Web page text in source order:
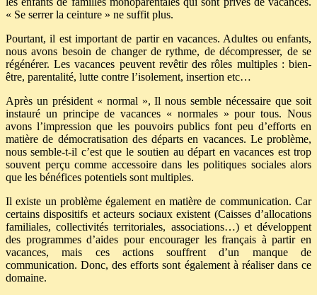
« Se serrer la ceinture » ne suffit plus.
Pourtant, il est important de partir en vacances. Adultes ou enfants,
nous avons besoin de changer de rythme, de décompresser, de se
régénérer. Les vacances peuvent revêtir des rôles multiples : bien-
être, parentalité, lutte contre l’isolement, insertion etc…
Après un président « normal », Il nous semble nécessaire que soit
instauré un principe de vacances « normales » pour tous. Nous
avons l’impression que les pouvoirs publics font peu d’efforts en
matière de démocratisation des départs en vacances. Le problème,
nous semble-t-il c’est que le soutien au départ en vacances est trop
souvent perçu comme accessoire dans les politiques sociales alors
que les bénéfices potentiels sont multiples.
Il existe un problème également en matière de communication. Car
certains dispositifs et acteurs sociaux existent (Caisses d’allocations
familiales, collectivités territoriales, associations…) et développent
des programmes d’aides pour encourager les français à partir en
vacances, mais ces actions souffrent d’un manque de
communication. Donc, des efforts sont également à réaliser dans ce
domaine.